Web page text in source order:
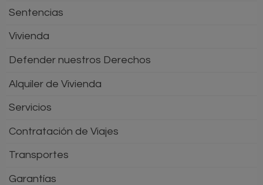
Sentencias
Vivienda
Defender nuestros Derechos
Alquiler de Vivienda
Servicios
Contratación de Viajes
Transportes
Garantías